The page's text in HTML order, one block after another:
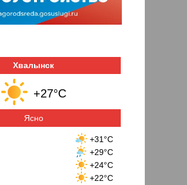
Хвалынск
+27°C
Ясно
+31°C
+29°C
+24°C
+22°C